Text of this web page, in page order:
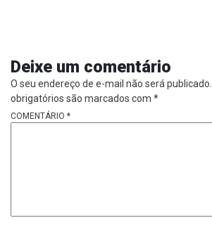
Deixe um comentário
O seu endereço de e-mail não será publicado.
obrigatórios são marcados com *
COMENTÁRIO *